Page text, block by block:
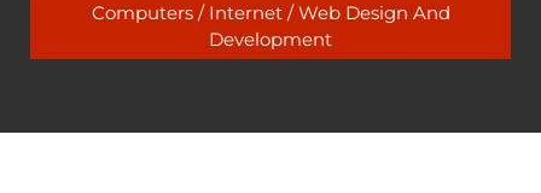
Computers / Internet / Web Design And
Development